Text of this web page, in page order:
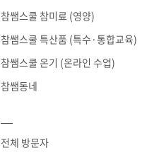
참쌤스쿨 참미료 (영양)
참쌤스쿨 특산품 (특수·통합교육)
참쌤스쿨 온기 (온라인 수업)
참쌤동네
전체 방문자